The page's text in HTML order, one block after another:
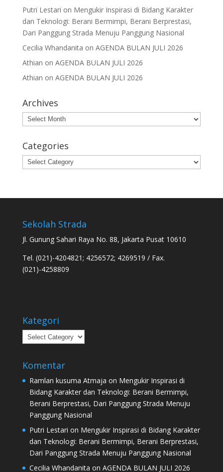
Putri Lestari on Mengukir Inspirasi di Bidang Karakter
dan Teknologi: Berani Bermimpi, Berani Berprestasi,
Dari Panggung Strada Menuju Panggung Nasional
Cecilia Whandanita on AGENDA BULAN JULI 2026
Athian on AGENDA BULAN JULI 2026
Athian on AGENDA BULAN JULI 2026
Archives
Archives
Categories
Categories
Sekolah Strada
Jl. Gunung Sahari Raya No. 88, Jakarta Pusat 10610
Tel. (021)-4204821; 4256572; 4269519 / Fax.
(021)-4258809
Kategori
Kategori
Komentar
Ramlan kusuma Atmaja on Mengukir Inspirasi di
Bidang Karakter dan Teknologi: Berani Bermimpi,
Berani Berprestasi, Dari Panggung Strada Menuju
Panggung Nasional
Putri Lestari on Mengukir Inspirasi di Bidang Karakter
dan Teknologi: Berani Bermimpi, Berani Berprestasi,
Dari Panggung Strada Menuju Panggung Nasional
Cecilia Whandanita on AGENDA BULAN JULI 2026